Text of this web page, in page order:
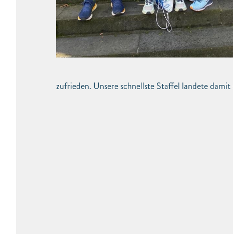
zufrieden. Unsere schnellste Staffel landete